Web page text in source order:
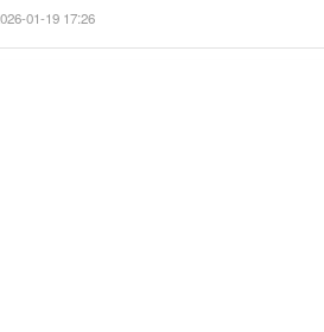
01-19 17:26